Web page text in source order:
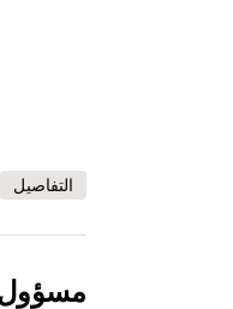
التفاصيل
مسؤول